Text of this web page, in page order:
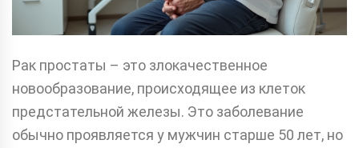
Рак простаты – это злокачественное
новообразование, происходящее из клеток
предстательной железы. Это заболевание
обычно проявляется у мужчин старше 50 лет, но